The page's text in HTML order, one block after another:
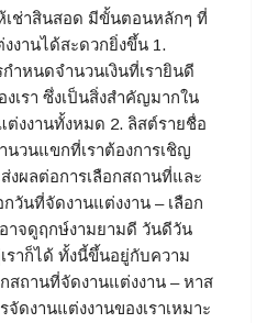
เช่าสินสอด มีขั้นตอนหลักๆ ที่
งานได้สะดวกยิ่งขึ้น 1.
ำหนดจำนวนเงินที่เรายินดี
เรา ซึ่งเป็นสิ่งสำคัญมากใน
ต่งงานทั้งหมด 2. ลิสต์รายชื่อ
นวนแขกที่เราต้องการเชิญ
งผลต่อการเลือกสถานที่และ
กวันที่จัดงานแต่งงาน – เลือก
าจดูฤกษ์งามยามดี วันดีวัน
าก็ได้ ทั้งนี้ขึ้นอยู่กับความ
สถานที่จัดงานแต่งงาน – หาส
ดงานแต่งงานของเราเหมาะ